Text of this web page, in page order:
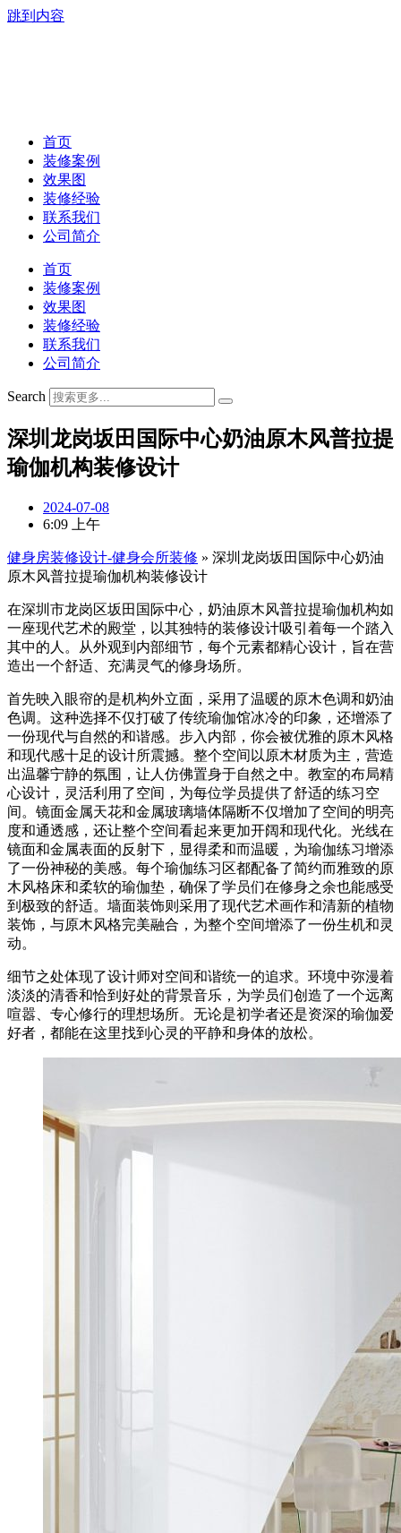
跳到内容
首页
装修案例
效果图
装修经验
联系我们
公司简介
首页
装修案例
效果图
装修经验
联系我们
公司简介
Search
深圳龙岗坂田国际中心奶油原木风普拉提
瑜伽机构装修设计
2024-07-08
6:09 上午
健身房装修设计-健身会所装修 » 深圳龙岗坂田国际中心奶油
原木风普拉提瑜伽机构装修设计
在深圳市龙岗区坂田国际中心，奶油原木风普拉提瑜伽机构如
一座现代艺术的殿堂，以其独特的装修设计吸引着每一个踏入
其中的人。从外观到内部细节，每个元素都精心设计，旨在营
造出一个舒适、充满灵气的修身场所。
首先映入眼帘的是机构外立面，采用了温暖的原木色调和奶油
色调。这种选择不仅打破了传统瑜伽馆冰冷的印象，还增添了
一份现代与自然的和谐感。步入内部，你会被优雅的原木风格
和现代感十足的设计所震撼。整个空间以原木材质为主，营造
出温馨宁静的氛围，让人仿佛置身于自然之中。教室的布局精
心设计，灵活利用了空间，为每位学员提供了舒适的练习空
间。镜面金属天花和金属玻璃墙体隔断不仅增加了空间的明亮
度和通透感，还让整个空间看起来更加开阔和现代化。光线在
镜面和金属表面的反射下，显得柔和而温暖，为瑜伽练习增添
了一份神秘的美感。每个瑜伽练习区都配备了简约而雅致的原
木风格床和柔软的瑜伽垫，确保了学员们在修身之余也能感受
到极致的舒适。墙面装饰则采用了现代艺术画作和清新的植物
装饰，与原木风格完美融合，为整个空间增添了一份生机和灵
动。
细节之处体现了设计师对空间和谐统一的追求。环境中弥漫着
淡淡的清香和恰到好处的背景音乐，为学员们创造了一个远离
喧嚣、专心修行的理想场所。无论是初学者还是资深的瑜伽爱
好者，都能在这里找到心灵的平静和身体的放松。